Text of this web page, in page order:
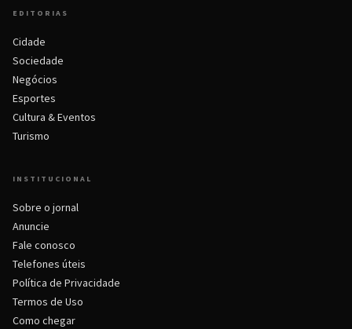
EDITORIAS
Cidade
Sociedade
Negócios
Esportes
Cultura & Eventos
Turismo
INSTITUCIONAL
Sobre o jornal
Anuncie
Fale conosco
Telefones úteis
Política de Privacidade
Termos de Uso
Como chegar